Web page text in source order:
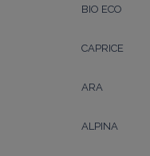
BIO ECO
CAPRICE
ARA
ALPINA